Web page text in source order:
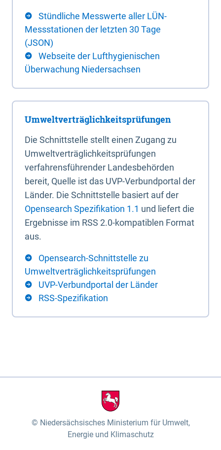
Stündliche Messwerte aller LÜN-
Messstationen der letzten 30 Tage
(JSON)
Webseite der Lufthygienischen
Überwachung Niedersachsen
Umweltverträglichkeitsprüfungen
Die Schnittstelle stellt einen Zugang zu
Umweltverträglichkeitsprüfungen
verfahrensführender Landesbehörden
bereit, Quelle ist das UVP-Verbundportal der
Länder. Die Schnittstelle basiert auf der
Opensearch Spezifikation 1.1 und liefert die
Ergebnisse im RSS 2.0-kompatiblen Format
aus.
Opensearch-Schnittstelle zu
Umweltverträglichkeitsprüfungen
UVP-Verbundportal der Länder
RSS-Spezifikation
Niedersächsisches Ministerium für Umwelt,
Energie und Klimaschutz